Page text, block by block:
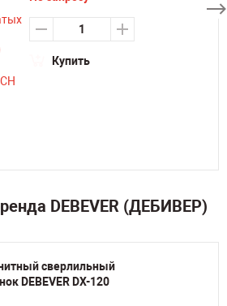
Купить
DEBEVER (ДЕБИВЕР)
сверлильный
DEBEVER DX-120